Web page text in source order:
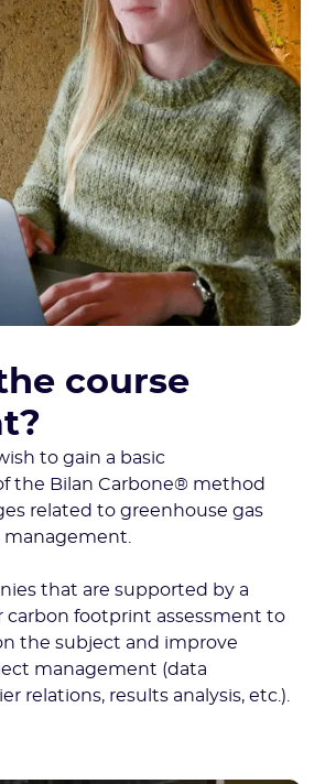
course
to gain a basic
the Bilan Carbone® method
related to greenhouse gas
management.
that are supported by a
carbon footprint assessment to
the subject and improve
management (data
relations, results analysis, etc.).